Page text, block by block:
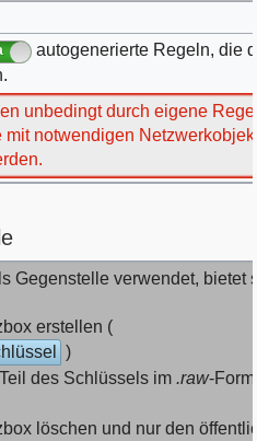
autogenerierte Regeln, die
unbedingt durch eigene
mit notwendigen
Gegenstelle verwendet, bietet
erstellen (
)
des Schlüssels im .raw-
löschen und nur den